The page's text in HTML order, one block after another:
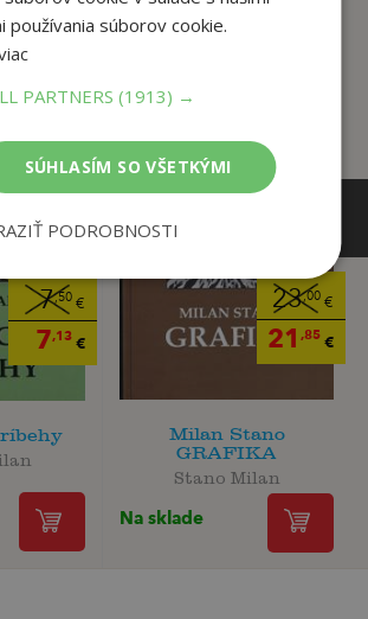
ktorí si kúpili
si tiež kúpili
7,50€
7,13€
23,00€
21 ,85€
Milan Stano
GRAFIKA
Stano Milan
Na sklade
používania súborov cookie.
PARTNERS(1913) →
SÚHLASÍM SO VŠETKÝMI
PODROBNOSTI